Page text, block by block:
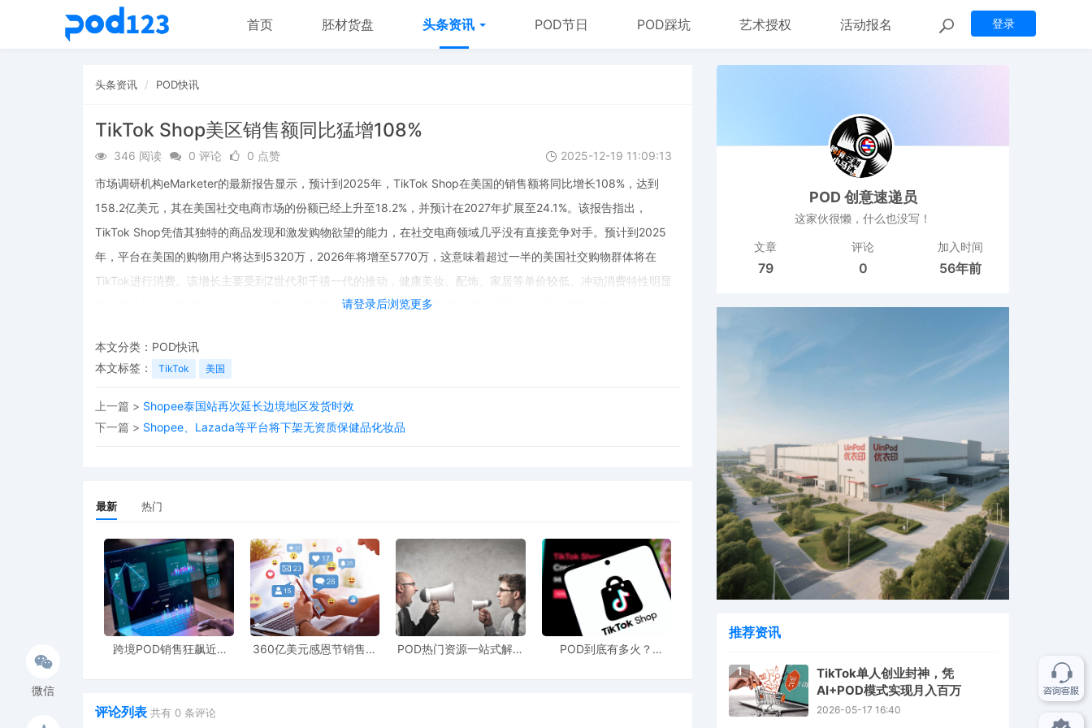
登录
首页 胚材货盘 头条资讯 POD节日 POD踩坑 艺术授权 活动报名
头条资讯 POD快讯
TikTok Shop美区销售额同比猛增108%
346 阅读 0 评论 0 点赞 2025-12-19 11:09:13
请登录后浏览更多
市场调研机构eMarketer的最新报告显示，预计到2025年，TikTok Shop在美国的销售额将同比增长108%，达到
158.2亿美元，其在美国社交电商市场的份额已经上升至18.2%，并预计在2027年扩展至24.1%。该报告指出，
TikTok Shop凭借其独特的商品发现和激发购物欲望的能力，在社交电商领域几乎没有直接竞争对手。预计到2025
年，平台在美国的购物用户将达到5320万，2026年将增至5770万，这意味着超过一半的美国社交购物群体将在
TikTok进行消费。该增长主要受到Z世代和千禧一代的推动，健康美妆、配饰、家居等单价较低、冲动消费特性明显
的品类是核心销售领域。预计到2025年，美国社交电商的总销售额将达到870.2亿美元，同比增幅为21.5%。
微信
本文分类： POD快讯
本文标签：
TikTok 美国
上一篇 > Shopee泰国站再次延长边境地区发货时效
下一篇 > Shopee、Lazada等平台将下架无资质保健品化妆品
最新 热门
跨境POD销售狂飙近5
360亿美元感恩节销售额
POD热门资源一站式解决
POD到底有多火？
评论列表 共有 0 条评论
POD 创意速递员
这家伙很懒，什么也没写！
文章
79
评论
0
加入时间
56年前
推荐资讯
1
TikTok单人创业封神，凭
AI+POD模式实现月入百万
2026-05-17 16:40